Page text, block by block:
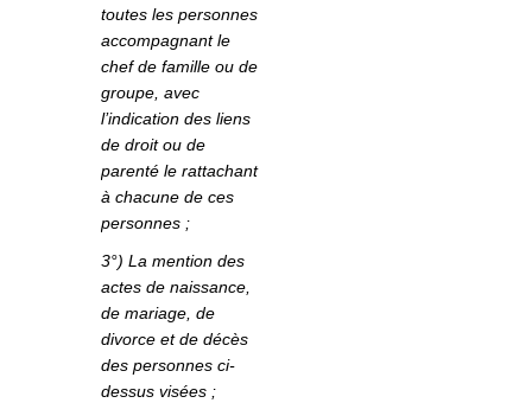
toutes les personnes
accompagnant le
chef de famille ou de
groupe, avec
l’indication des liens
de droit ou de
parenté le rattachant
à chacune de ces
personnes ;
3°) La mention des
actes de naissance,
de mariage, de
divorce et de décès
des personnes ci-
dessus visées ;